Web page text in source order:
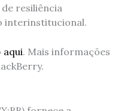
resiliência
interinstitucional.
aqui. Mais informações